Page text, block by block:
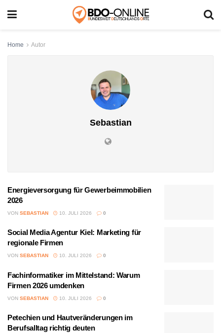
Home Autor
Sebastian
Energieversorgung für Gewerbeimmobilien
2026
VON SEBASTIAN 10. JULI 2026 0
Social Media Agentur Kiel: Marketing für
regionale Firmen
VON SEBASTIAN 10. JULI 2026 0
Fachinformatiker im Mittelstand: Warum
Firmen 2026 umdenken
VON SEBASTIAN 10. JULI 2026 0
Petechien und Hautveränderungen im
Berufsalltag richtig deuten